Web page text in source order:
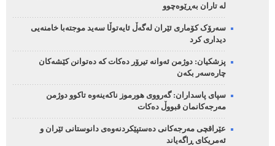
لە تاران بەڕێوەچوو
سەرۆک کۆماری ئێران لەگەڵ ئایەتوڵا سەید موجتەبا خامنەیی
دیداری کرد
پزشکیان: دوژمن ئەوانە تیرۆر دەکات کە دەتوانن کێشەکان
چارەسەر بکەن
سپای پاسداران: گەرووی هورموز ناکەینەوە تاکوو دوژمن
مەرجەکانمان قبووڵ دەکات
عێراقچی مەرجەکانی دەستپێکردنەوەی دانوستانی ئێران و
ئەمریکای ڕاگەیاند